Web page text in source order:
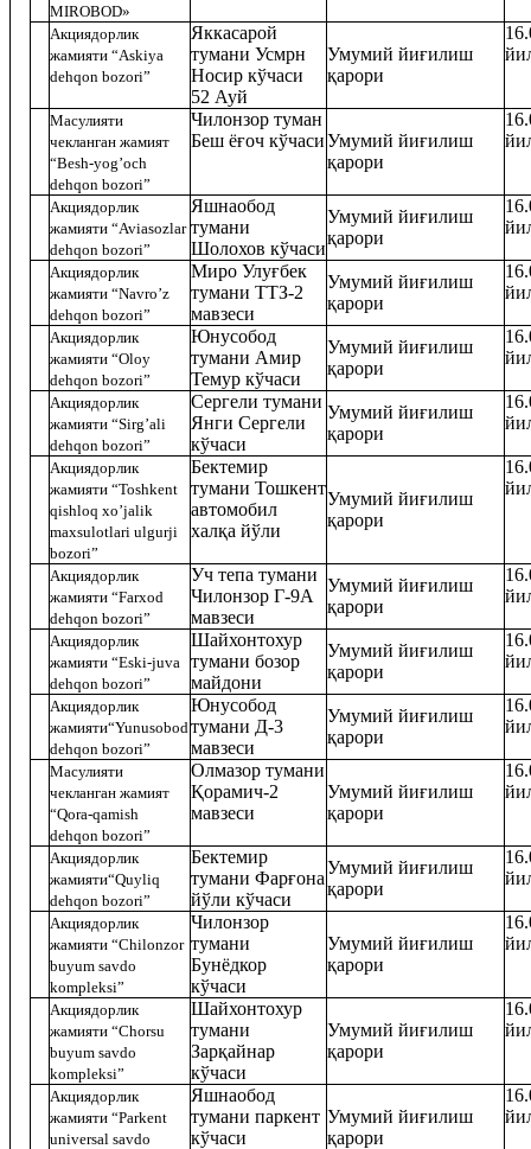
MIROBOD»
Акциядорлик
жамияти “Askiya
dehqon bozori”
Яккасарой
тумани Усмрн
Носир кўчаси
52 Ауй
Умумий йиғилиш
қарори
Масулияти
чекланган жамият
“Besh-yog’och
dehqon bozori”
Чилонзор туман
Беш ёғоч кўчасиУмумий йиғилиш
қарори
Акциядорлик
жамияти “Aviasozlar
dehqon bozori”
Яшнаобод
тумани
Шолохов кўчаси
Умумий йиғилиш
қарори
Акциядорлик
жамияти “Navro’z
dehqon bozori”
Миро Улуғбек
тумани ТТЗ-2
мавзеси
Умумий йиғилиш
қарори
Акциядорлик
жамияти “Oloy
dehqon bozori”
Юнусобод
тумани Амир
Темур кўчаси
Умумий йиғилиш
қарори
Акциядорлик
жамияти “Sirg’ali
dehqon bozori”
Сергели тумани
Янги Сергели
кўчаси
Умумий йиғилиш
қарори
Акциядорлик
жамияти “Toshkent
qishloq xo’jalik
maхsulotlari ulgurji
bozori”
Бектемир
тумани Тошкент
автомобил
халқа йўли
Умумий йиғилиш
қарори
Акциядорлик
жамияти “Farхod
dehqon bozori”
Уч тепа тумани
Чилонзор Г-9А
мавзеси
Умумий йиғилиш
қарори
Акциядорлик
жамияти “Eski-juva
dehqon bozori”
Шайхонтохур
тумани бозор
майдони
Умумий йиғилиш
қарори
Акциядорлик
жамияти“Yunusobod
dehqon bozori”
Юнусобод
тумани Д-3
мавзеси
Умумий йиғилиш
қарори
Масулияти
чекланган жамият
“Qora-qamish
dehqon bozori”
Олмазор тумани
Қорамич-2
мавзеси
Умумий йиғилиш
қарори
Акциядорлик
жамияти“Quyliq
dehqon bozori”
Бектемир
тумани Фарғона
йўли кўчаси
Умумий йиғилиш
қарори
Акциядорлик
жамияти “Chilonzor
buyum savdo
kompleksi”
Чилонзор
тумани
Бунёдкор
кўчаси
Умумий йиғилиш
қарори
Акциядорлик
жамияти “Chorsu
buyum savdo
kompleksi”
Шайхонтохур
тумани
Зарқайнар
кўчаси
Умумий йиғилиш
қарори
Акциядорлик
жамияти “Parkent
universal savdo
Яшнаобод
тумани паркент
кўчаси
Умумий йиғилиш
қарори